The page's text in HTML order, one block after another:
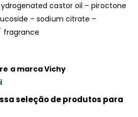
castor oil – piroctone
– sodium citrate –
fragrance
a marca Vichy
seleção de produtos para